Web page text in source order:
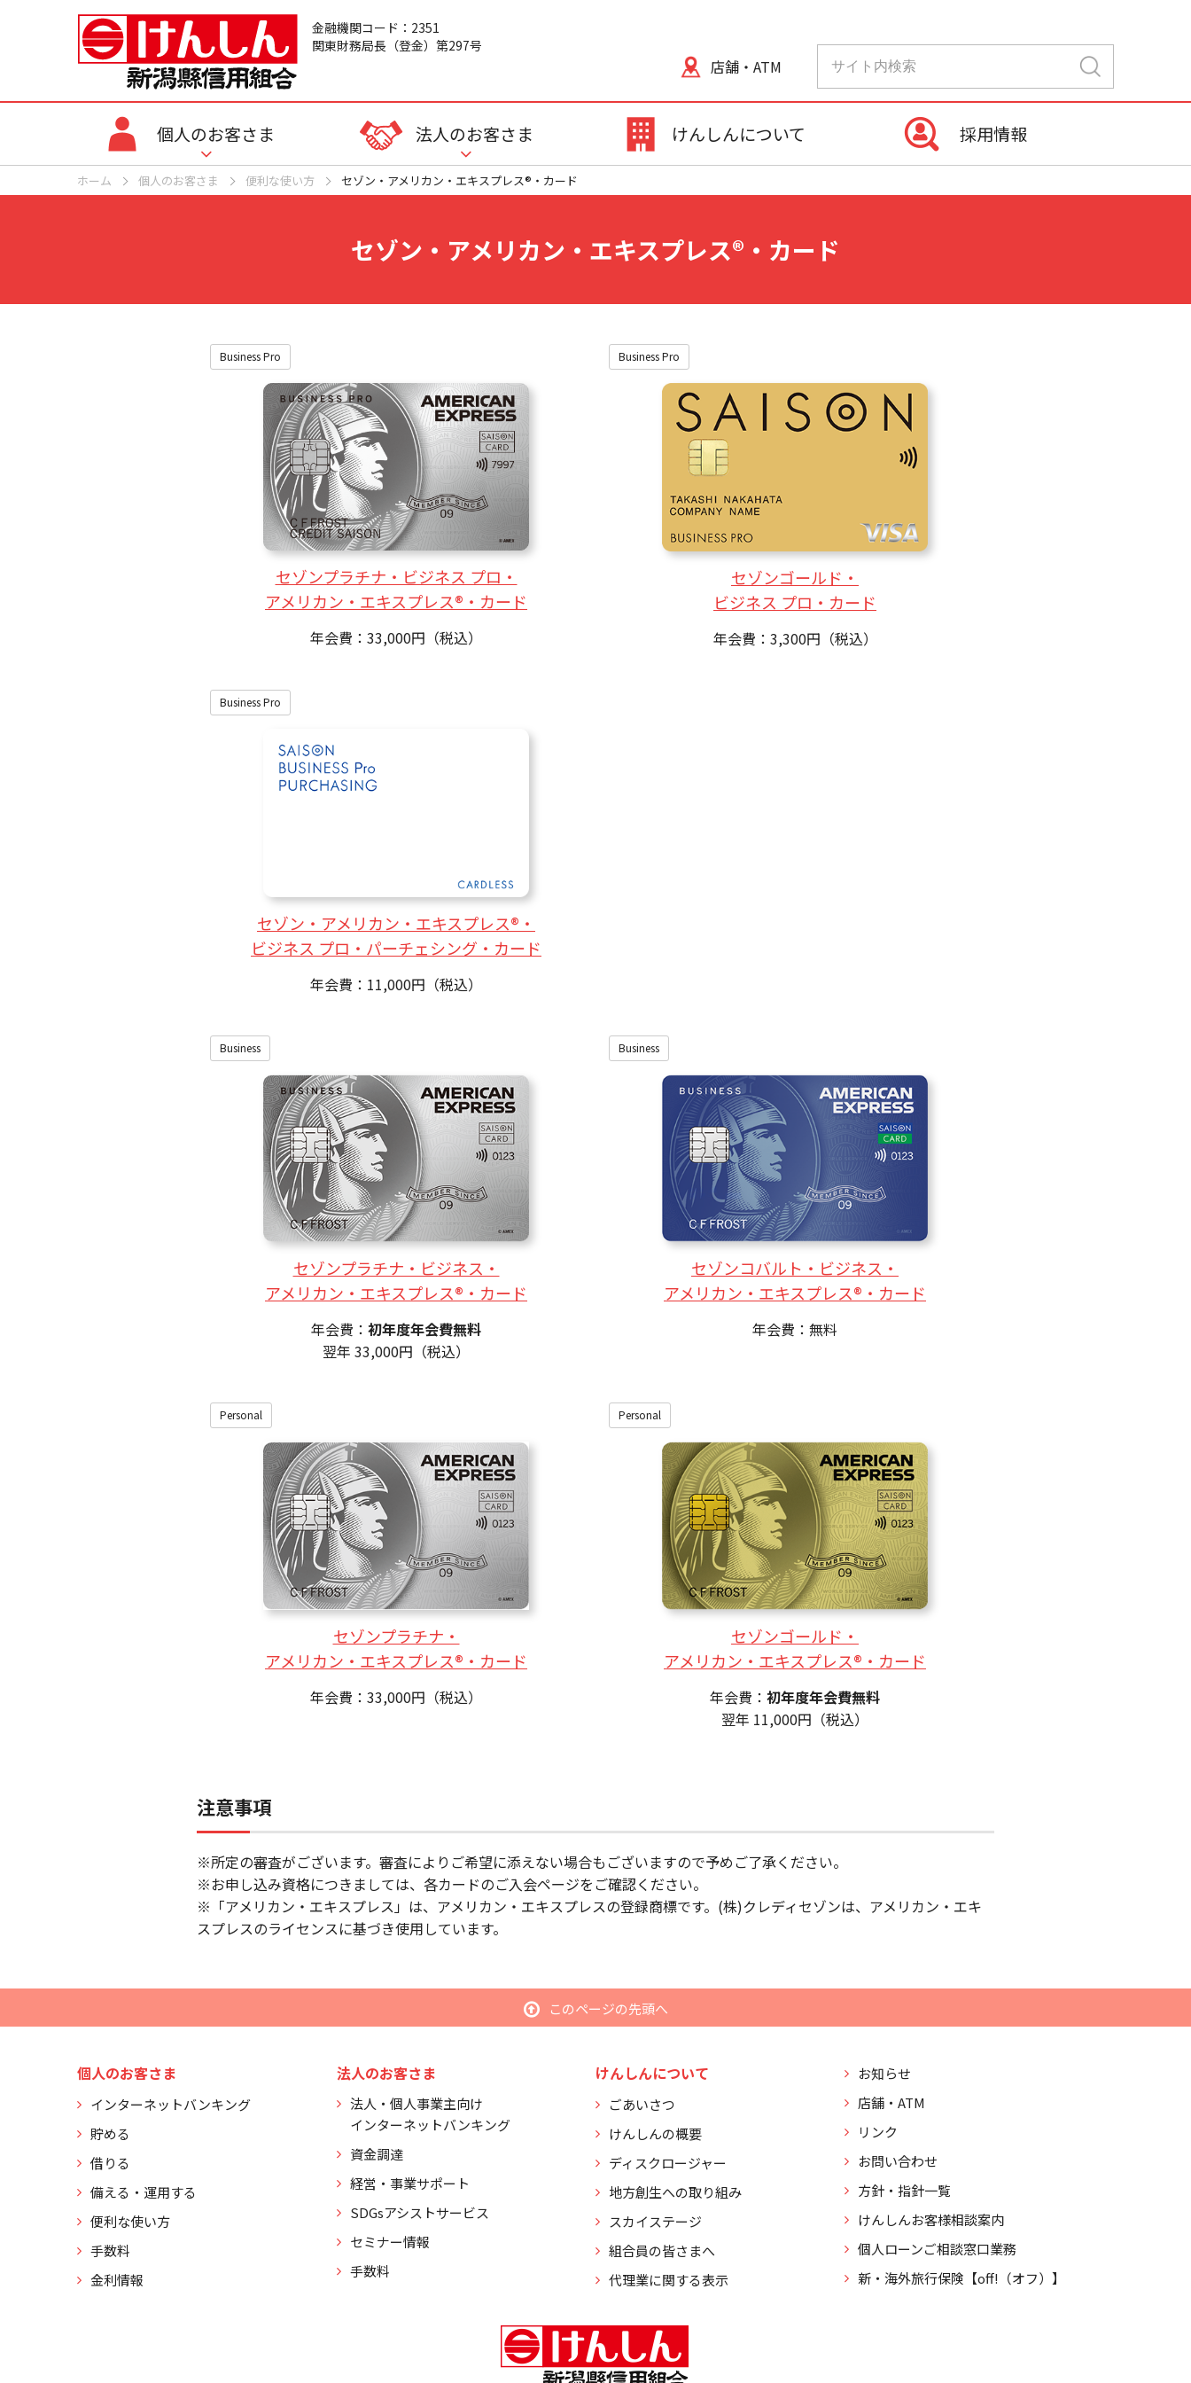
金融機関コード：2351
関東財務局長（登金）第297号
店舗・ATM
個人のお客さま 法人のお客さま けんしんについて 採用情報
ホーム 個人のお客さま 便利な使い方 セゾン・アメリカン・エキスプレス®・カード
セゾン・アメリカン・エキスプレス®・カード
Business Pro
セゾンプラチナ・ビジネス プロ・
アメリカン・エキスプレス®・カード
年会費：33,000円（税込）
Business Pro
セゾンゴールド・
ビジネス プロ・カード
年会費：3,300円（税込）
Business Pro
セゾン・アメリカン・エキスプレス®・
ビジネス プロ・パーチェシング・カード
年会費：11,000円（税込）
Business
セゾンプラチナ・ビジネス・
アメリカン・エキスプレス®・カード
年会費： 初年度年会費無料
翌年 33,000円（税込）
Business
セゾンコバルト・ビジネス・
アメリカン・エキスプレス®・カード
年会費：無料
Personal
セゾンプラチナ・
アメリカン・エキスプレス®・カード
年会費：33,000円（税込）
Personal
セゾンゴールド・
アメリカン・エキスプレス®・カード
年会費： 初年度年会費無料
翌年 11,000円（税込）
注意事項
※所定の審査がございます。審査によりご希望に添えない場合もございますので予めご了承ください。
※お申し込み資格につきましては、各カードのご入会ページをご確認ください。
※「アメリカン・エキスプレス」は、アメリカン・エキスプレスの登録商標です。(株)クレディセゾンは、アメリカン・エキ
スプレスのライセンスに基づき使用しています。
このページの先頭へ
個人のお客さま
インターネットバンキング
貯める
借りる
備える・運用する
便利な使い方
手数料
金利情報
法人のお客さま
法人・個人事業主向け
インターネットバンキング
資金調達
経営・事業サポート
SDGsアシストサービス
セミナー情報
手数料
けんしんについて
ごあいさつ
けんしんの概要
ディスクロージャー
地方創生への取り組み
スカイステージ
組合員の皆さまへ
代理業に関する表示
お知らせ
店舗・ATM
リンク
お問い合わせ
方針・指針一覧
けんしんお客様相談案内
個人ローンご相談窓口業務
新・海外旅行保険【off!（オフ）】